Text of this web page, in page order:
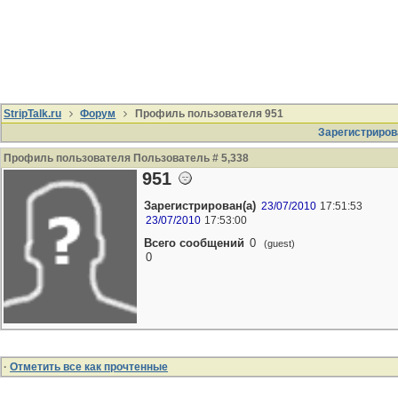
StripTalk.ru Форум
Профиль пользователя 951
Профиль пользователя Пользователь # 5,338
951
Зарегистрирован(а) 23/07/2010 17:51:53
23/07/2010 17:53:00
Всего сообщений 0 (guest)
0
· Отметить все как прочтенные